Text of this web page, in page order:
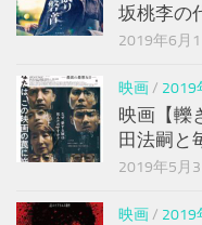
坂桃李の
2019年6月1
映画/ 2019
映画【轢
田法嗣と
2019年5月
映画/ 2019